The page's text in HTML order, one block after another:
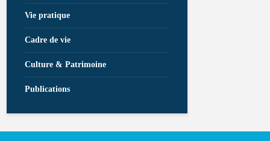
Vie pratique
Cadre de vie
Culture & Patrimoine
Publications